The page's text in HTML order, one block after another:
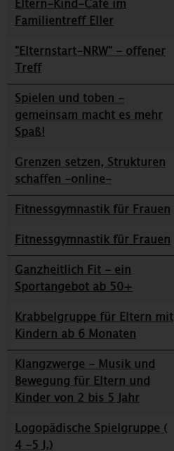
Eltern-Kind-Café im
Familientreff Eller
"Elternstart-NRW" - offener
Treff
Spielen und toben -
gemeinsam macht es mehr
Spaß!
Grenzen setzen, Strukturen
schaffen -online-
Fitnessgymnastik für Frauen
Fitnessgymnastik für Frauen
Ganzheitlich Fit - ein
Sportangebot ab 50+
Krabbelgruppe für Eltern mit
Kindern ab 6 Monaten
Klangzwerge - Musik und
Bewegung für Eltern und
Kinder von 2 bis 5 Jahr
Logopädische Spielgruppe (
4 -5 J.)